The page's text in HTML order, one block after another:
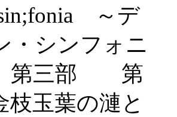
～デ
・シンフォニ
三部 第
玉葉の漣と